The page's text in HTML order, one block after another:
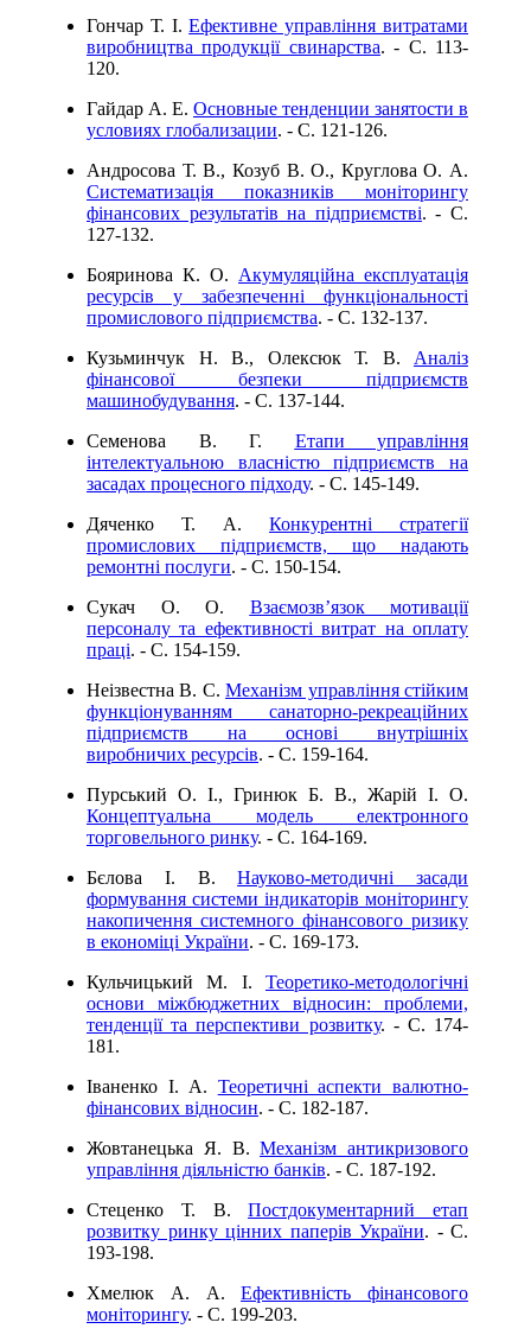
Гончар Т. І.Ефективне управління витратами
виробництва продукції свинарства. - C. 113-
120.
Гайдар А. Е. Основные тенденции занятости в
условиях глобализации. - C. 121-126.
Андросова Т. В., Козуб В. О., Круглова О. А.
Систематизація показників моніторингу
фінансових результатів на підприємстві. - C.
127-132.
Бояринова К. О. Акумуляційна експлуатація
ресурсів у забезпеченні функціональності
промислового підприємства. - C. 132-137.
Кузьминчук Н. В., Олексюк Т. В. Aнaлiз
фінансової безпеки підприємств
машинобудування. - C. 137-144.
Семенова В. Г. Етапи управління
інтелектуальною власністю підприємств на
засадах процесного підходу. - C. 145-149.
Дяченко Т. А. Конкурентні стратегії
промислових підприємств, що надають
ремонтні послуги. - C. 150-154.
Сукач О. О. Взаємозв’язок мотивації
персоналу та ефективності витрат на оплату
праці. - C. 154-159.
Неізвестна В. С.Механізм управління стійким
функціонуванням санаторно-рекреаційних
підприємств на основі внутрішніх
виробничих ресурсів. - C. 159-164.
Пурський О. І., Гринюк Б. В., Жарій І. О.
Концептуальна модель електронного
торговельного ринку. - C. 164-169.
Бєлова І. В.Науково-методичні засади
формування системи індикаторів моніторингу
накопичення системного фінансового ризику
в економіці України. - C. 169-173.
Кульчицький М. І. Теоретико-методологічні
основи міжбюджетних відносин: проблеми,
тенденції та перспективи розвитку. - C. 174-
181.
Іваненко І. А. Теоретичні аспекти валютно-
фінансових відносин. - C. 182-187.
Жовтанецька Я. В.Механізм антикризового
управління діяльністю банків. - C. 187-192.
Стеценко Т. В.Постдокументарний етап
розвитку ринку цінних паперів України. - C.
193-198.
Хмелюк А. А.Ефективність фінансового
моніторингу. - C. 199-203.